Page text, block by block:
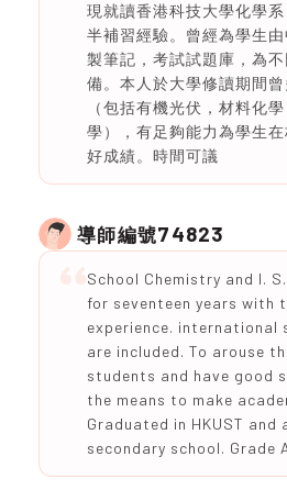
現就讀香港科技大學化學
半補習經驗。曾經為學生
製筆記，考試試題庫，為
備。本人於大學修讀期間
（包括有機光伏，材料化
學），有足夠能力為學生
好成績。時間可議
導師編號74823
School Chemistry and I.
for seventeen years with
experience. international
are included. To arouse
students and have good
the means to make
Graduated in HKUST
secondary school. Grade